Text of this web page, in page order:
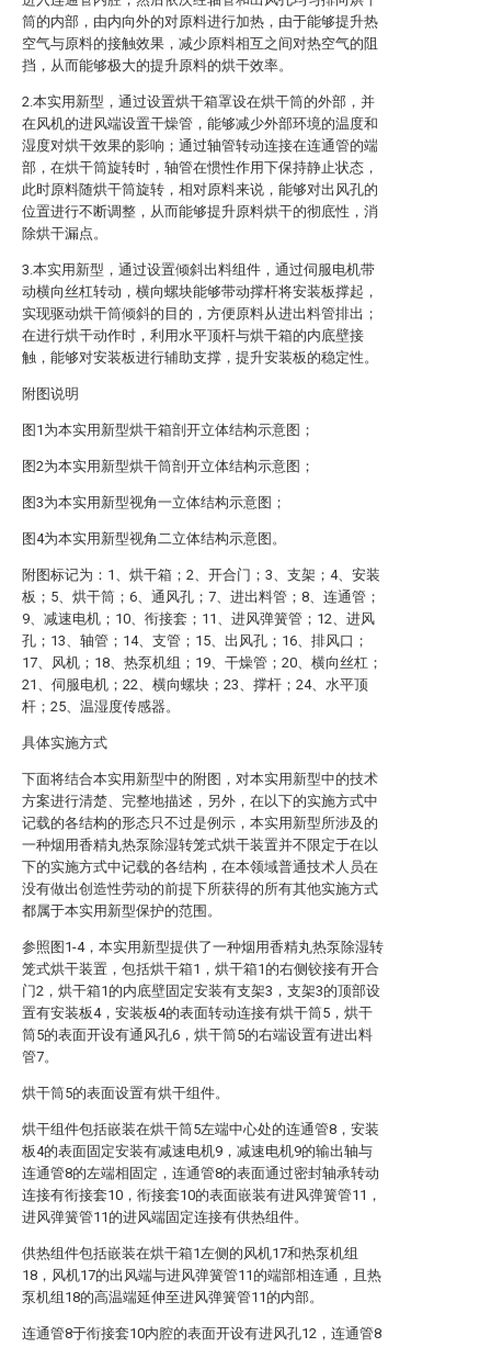
筒的内部，由内向外的对原料进行加热，由于能够提升热
空气与原料的接触效果，减少原料相互之间对热空气的阻
挡，从而能够极大的提升原料的烘干效率。
2.本实用新型，通过设置烘干箱罩设在烘干筒的外部，并
在风机的进风端设置干燥管，能够减少外部环境的温度和
湿度对烘干效果的影响；通过轴管转动连接在连通管的端
部，在烘干筒旋转时，轴管在惯性作用下保持静止状态，
此时原料随烘干筒旋转，相对原料来说，能够对出风孔的
位置进行不断调整，从而能够提升原料烘干的彻底性，消
除烘干漏点。
3.本实用新型，通过设置倾斜出料组件，通过伺服电机带
动横向丝杠转动，横向螺块能够带动撑杆将安装板撑起，
实现驱动烘干筒倾斜的目的，方便原料从进出料管排出；
在进行烘干动作时，利用水平顶杆与烘干箱的内底壁接
触，能够对安装板进行辅助支撑，提升安装板的稳定性。
附图说明
图1为本实用新型烘干箱剖开立体结构示意图；
图2为本实用新型烘干筒剖开立体结构示意图；
图3为本实用新型视角一立体结构示意图；
图4为本实用新型视角二立体结构示意图。
附图标记为：1、烘干箱；2、开合门；3、支架；4、安装
板；5、烘干筒；6、通风孔；7、进出料管；8、连通管；
9、减速电机；10、衔接套；11、进风弹簧管；12、进风
孔；13、轴管；14、支管；15、出风孔；16、排风口；
17、风机；18、热泵机组；19、干燥管；20、横向丝杠；
21、伺服电机；22、横向螺块；23、撑杆；24、水平顶
杆；25、温湿度传感器。
具体实施方式
下面将结合本实用新型中的附图，对本实用新型中的技术
方案进行清楚、完整地描述，另外，在以下的实施方式中
记载的各结构的形态只不过是例示，本实用新型所涉及的
一种烟用香精丸热泵除湿转笼式烘干装置并不限定于在以
下的实施方式中记载的各结构，在本领域普通技术人员在
没有做出创造性劳动的前提下所获得的所有其他实施方式
都属于本实用新型保护的范围。
参照图1-4，本实用新型提供了一种烟用香精丸热泵除湿转
笼式烘干装置，包括烘干箱1，烘干箱1的右侧铰接有开合
门2，烘干箱1的内底壁固定安装有支架3，支架3的顶部设
置有安装板4，安装板4的表面转动连接有烘干筒5，烘干
筒5的表面开设有通风孔6，烘干筒5的右端设置有进出料
管7。
烘干筒5的表面设置有烘干组件。
烘干组件包括嵌装在烘干筒5左端中心处的连通管8，安装
板4的表面固定安装有减速电机9，减速电机9的输出轴与
连通管8的左端相固定，连通管8的表面通过密封轴承转动
连接有衔接套10，衔接套10的表面嵌装有进风弹簧管11，
进风弹簧管11的进风端固定连接有供热组件。
供热组件包括嵌装在烘干箱1左侧的风机17和热泵机组
18，风机17的出风端与进风弹簧管11的端部相连通，且热
泵机组18的高温端延伸至进风弹簧管11的内部。
连通管8于衔接套10内腔的表面开设有进风孔12，连通管8